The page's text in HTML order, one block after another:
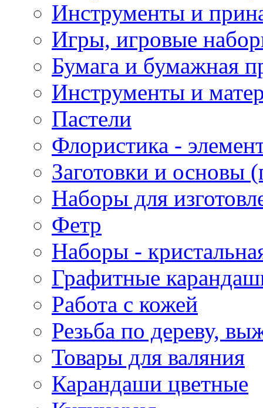
Инструменты и
Игры, игровые
Бумага и бумажная
Инструменты и
Пастели
Флористика -
Заготовки и основы
Наборы для
Фетр
Наборы -
Графитные
Работа с кожей
Резьба по дереву,
Товары для валяния
Карандаши цветные